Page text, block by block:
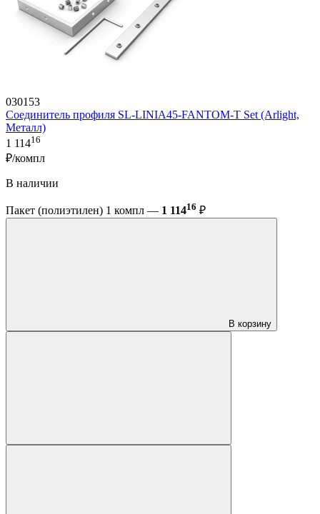
030153
Соединитель профиля SL-LINIA45-FANTOM-T Set (Arlight,
Металл)
1 11416
₽/компл
В наличии
Пакет (полиэтилен) 1 компл — 1 11416 ₽
В корзину